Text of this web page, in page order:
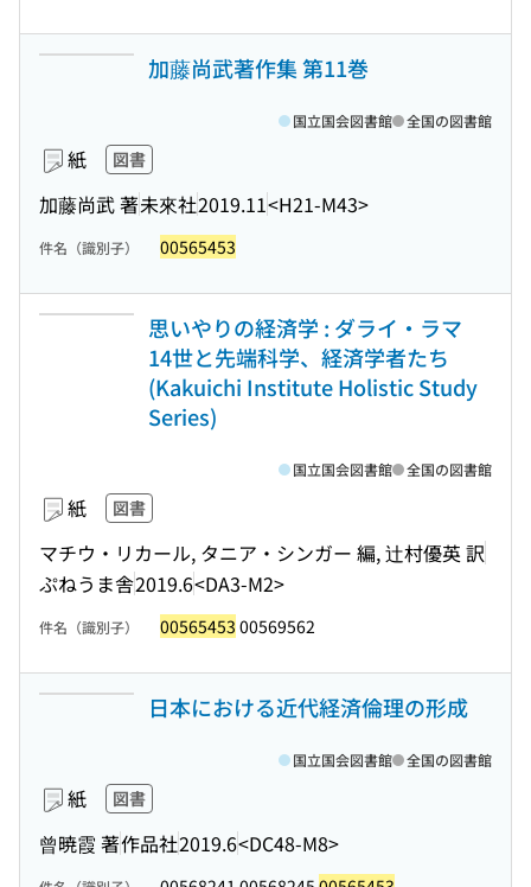
加藤尚武著作集 第11巻
紙 図書
加藤尚武 著未來社2019.11<H21-M43>
国立国会図書館 全国の図書館
件名（識別子） 00565453
思いやりの経済学 : ダライ・ラマ
14世と先端科学、経済学者たち
(Kakuichi Institute Holistic Study
Series)
紙 図書
マチウ・リカール, タニア・シンガー 編, 辻村優英 訳
ぷねうま舎2019.6<DA3-M2>
国立国会図書館 全国の図書館
件名（識別子） 00565453 00569562
日本における近代経済倫理の形成
紙 図書
曾暁霞 著作品社2019.6<DC48-M8>
国立国会図書館 全国の図書館